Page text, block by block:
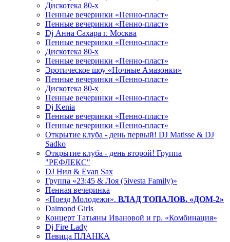
Дискотека 80-х
Пенные вечеринки «Пенно-пласт»
Пенные вечеринки «Пенно-пласт»
Dj Анна Сахара г. Москва
Пенные вечеринки «Пенно-пласт»
Дискотека 80-х
Пенные вечеринки «Пенно-пласт»
Эротическое шоу «Ночные Амазонки»
Пенные вечеринки «Пенно-пласт»
Дискотека 80-х
Пенные вечеринки «Пенно-пласт»
Dj Kenia
Пенные вечеринки «Пенно-пласт»
Пенные вечеринки «Пенно-пласт»
Открытие клуба - день первый! DJ Matisse & DJ
Sadko
Открытие клуба - день второй! Группа
"РЕФЛЕКС"
DJ Нил & Evan Sax
Группа «23:45 & Лоя (5ivesta Family)»
Пенная вечеринка
«Поезд Молодежи». ВЛАД ТОПАЛОВ. «ДОМ-2»
Daimond Girls
Концерт Татьяны Ивановой и гр. «Комбинация»
Dj Fire Lady
Певица ПЛАНКА